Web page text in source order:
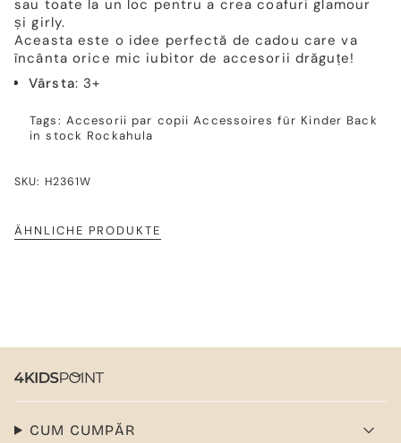
sau toate la un loc pentru a crea coafuri glamour
și girly.
Aceasta este o idee perfectă de cadou care va
încânta orice mic iubitor de accesorii drăguțe!
Vârsta: 3+
Tags: Accesorii par copii Accessoires für Kinder Back
in stock Rockahula
SKU: H2361W
ÄHNLICHE PRODUKTE
CUM CUMPĂR